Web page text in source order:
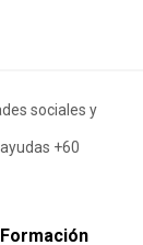
sociales y
+60